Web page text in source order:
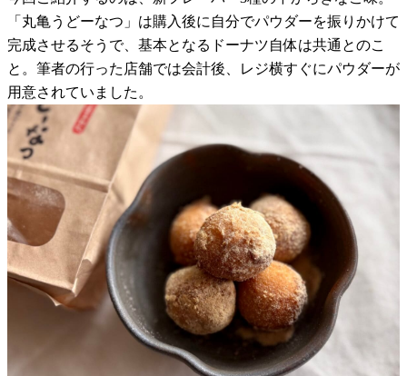
「丸亀うどーなつ」は購入後に自分でパウダーを振りかけて
完成させるそうで、基本となるドーナツ自体は共通とのこ
と。筆者の行った店舗では会計後、レジ横すぐにパウダーが
用意されていました。